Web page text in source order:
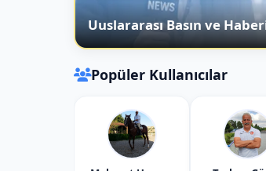
Tur acenteleri ve
Grup seçenekleri:
10–20 kişilik
Bölgesel tur
Ekonomik fiyat
Uuslararası Basın ve
Popüler Kullanıcılar